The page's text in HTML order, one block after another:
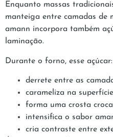
Enquanto massas
manteiga entre camadas de
amann incorpora também
laminação.
Durante o forno, esse açúcar:
derrete entre as
carameliza na
forma uma crosta
intensifica o sabor
cria contraste entre